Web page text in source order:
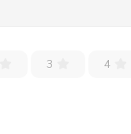
3 4